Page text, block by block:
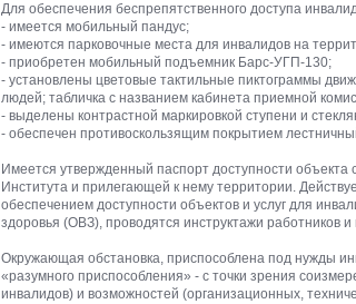
Для обеспечения беспрепятственного доступа
- имеется мобильный пандус;
- имеются парковочные места для инвалидов на
- приобретен мобильный подъемник Барс-УГП-130;
- установлены цветовые тактильные пиктограммы
людей; табличка с названием кабинета приемной
- выделены контрастной маркировкой ступени и
- обеспечен противоскользящим покрытием
Имеется утвержденный паспорт доступности
Института и прилегающей к нему территории.
обеспечением доступности объектов и услуг для
здоровья (ОВЗ), проводятся инструктажи работников
Окружающая обстановка, приспособлена под нужды
«разумного приспособления» - с точки зрения
инвалидов) и возможностей (организационных,